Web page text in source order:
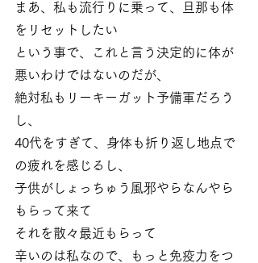
まあ、私も流行りに乗って、旦那も体
をリセットしたい
という事で、これと言う決定的に体が
悪いわけではないのだが、
絶対私もリーキーガット予備軍だろう
し、
40代をすぎて、身体も折り返し地点で
の疲れを感じるし、
子供がしょっちゅう風邪やらなんやら
もらって来て
それを散々最近もらって
辛いのは私なので、もっと免疫力をつ